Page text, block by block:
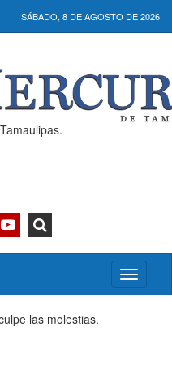
SÁBADO, 8 DE AGOSTO DE 2026
Activar/
menú
las molestias.